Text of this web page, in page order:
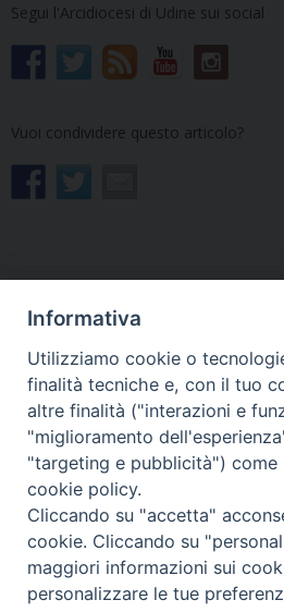
Segui l'Arcidiocesi di Udine sui social
Vuoi condividere questo articolo?
Coseano, Cisterna e
Barazzetto, tre Parrocchie
affidate a don Maurizio
Michelutti
Piazza Patriarcato, 1 - 33100 Udine
Informativa
Utilizziamo cookie o
finalità tecniche e, con il tuo
altre finalità ("interazioni e
"miglioramento
"targeting e pubblicità") come
cookie policy.
Cliccando su "accetta"
cookie. Cliccando su
maggiori informazioni sui
personalizzare le tue